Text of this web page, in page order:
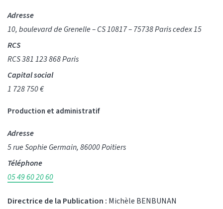
Adresse
10, boulevard de Grenelle – CS 10817 – 75738 Paris cedex 15
RCS
RCS 381 123 868 Paris
Capital social
1 728 750 €
Production et administratif
Adresse
5 rue Sophie Germain, 86000 Poitiers
Téléphone
05 49 60 20 60
Directrice de la Publication : Michèle BENBUNAN